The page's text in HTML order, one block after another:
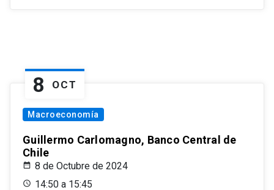
8 OCT
Macroeconomía
Guillermo Carlomagno, Banco Central de
Chile
8 de Octubre de 2024
14:50 a 15:45